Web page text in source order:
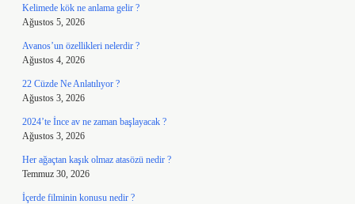
Kelimede kök ne anlama gelir ?
Ağustos 5, 2026
Avanos’un özellikleri nelerdir ?
Ağustos 4, 2026
22 Cüzde Ne Anlatılıyor ?
Ağustos 3, 2026
2024’te İnce av ne zaman başlayacak ?
Ağustos 3, 2026
Her ağaçtan kaşık olmaz atasözü nedir ?
Temmuz 30, 2026
İçerde filminin konusu nedir ?